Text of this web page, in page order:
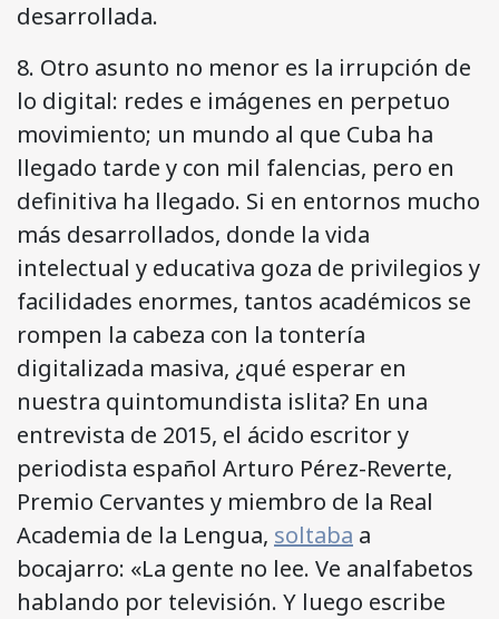
desarrollada.
8. Otro asunto no menor es la irrupción de
lo digital: redes e imágenes en perpetuo
movimiento; un mundo al que Cuba ha
llegado tarde y con mil falencias, pero en
definitiva ha llegado. Si en entornos mucho
más desarrollados, donde la vida
intelectual y educativa goza de privilegios y
facilidades enormes, tantos académicos se
rompen la cabeza con la tontería
digitalizada masiva, ¿qué esperar en
nuestra quintomundista islita? En una
entrevista de 2015, el ácido escritor y
periodista español Arturo Pérez-Reverte,
Premio Cervantes y miembro de la Real
Academia de la Lengua, soltaba a
bocajarro: «La gente no lee. Ve analfabetos
hablando por televisión. Y luego escribe